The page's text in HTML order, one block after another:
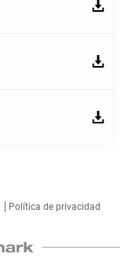
Política de privacidad